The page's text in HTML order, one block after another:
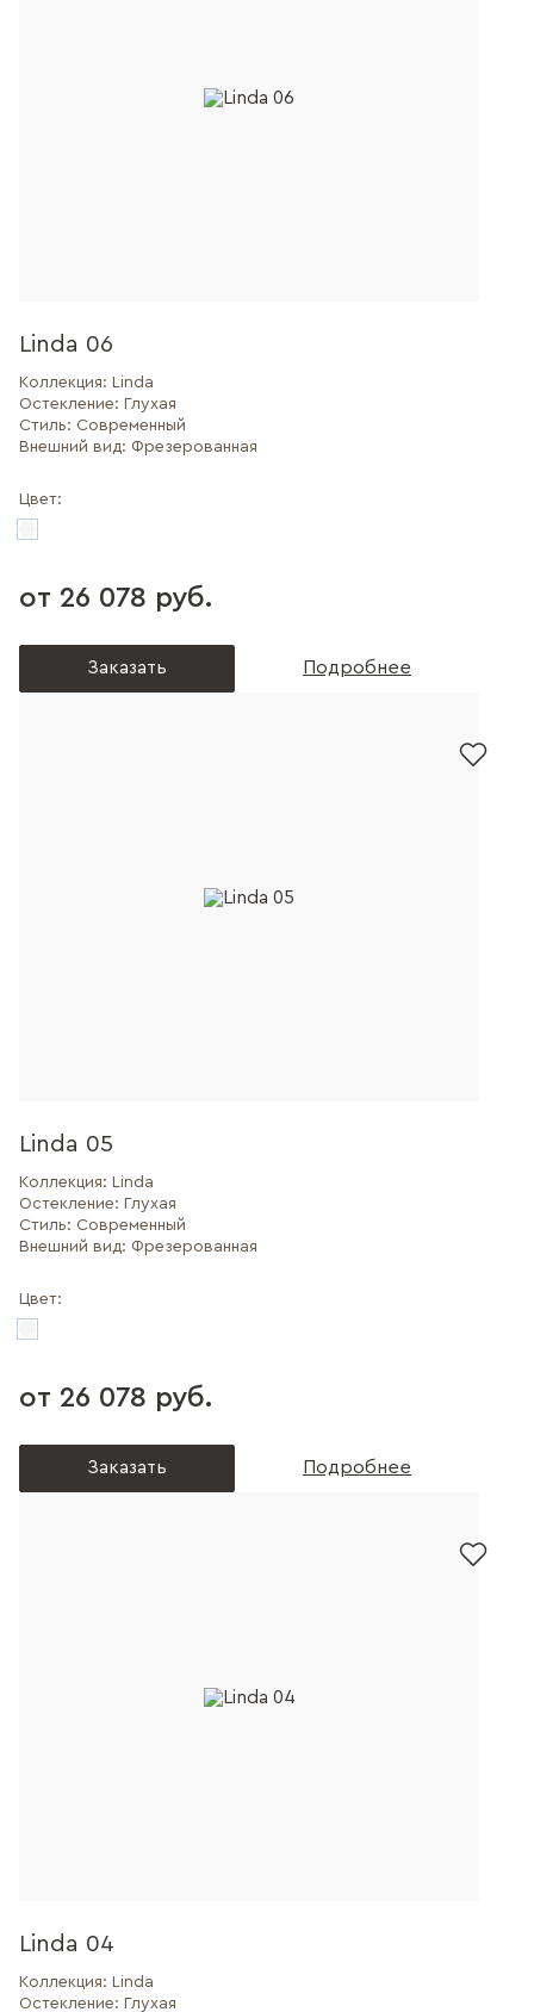
Linda 06
Коллекция: Linda
Остекление: Глухая
Стиль: Современный
Внешний вид: Фрезерованная
Цвет:
от 26 078 руб.
Заказать Подробнее
Linda 05
Коллекция: Linda
Остекление: Глухая
Стиль: Современный
Внешний вид: Фрезерованная
Цвет:
от 26 078 руб.
Заказать Подробнее
Linda 04
Коллекция: Linda
Остекление: Глухая